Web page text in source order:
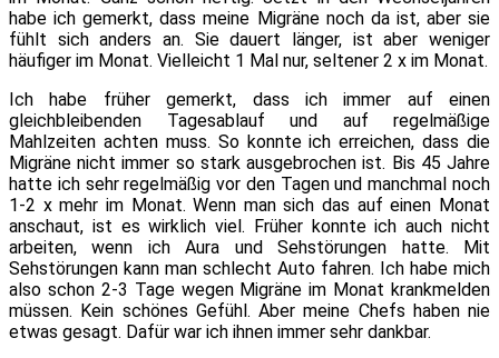
habe ich gemerkt, dass meine Migräne noch da ist, aber sie
fühlt sich anders an. Sie dauert länger, ist aber weniger
häufiger im Monat. Vielleicht 1 Mal nur, seltener 2 x im Monat.
Ich habe früher gemerkt, dass ich immer auf einen
gleichbleibenden Tagesablauf und auf regelmäßige
Mahlzeiten achten muss. So konnte ich erreichen, dass die
Migräne nicht immer so stark ausgebrochen ist. Bis 45 Jahre
hatte ich sehr regelmäßig vor den Tagen und manchmal noch
1-2 x mehr im Monat. Wenn man sich das auf einen Monat
anschaut, ist es wirklich viel. Früher konnte ich auch nicht
arbeiten, wenn ich Aura und Sehstörungen hatte. Mit
Sehstörungen kann man schlecht Auto fahren. Ich habe mich
also schon 2-3 Tage wegen Migräne im Monat krankmelden
müssen. Kein schönes Gefühl. Aber meine Chefs haben nie
etwas gesagt. Dafür war ich ihnen immer sehr dankbar.